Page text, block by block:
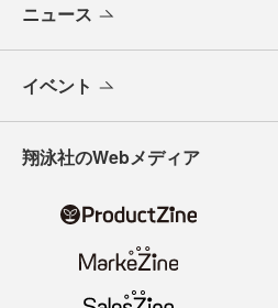
ニュース
イベント
翔泳社のWebメディア